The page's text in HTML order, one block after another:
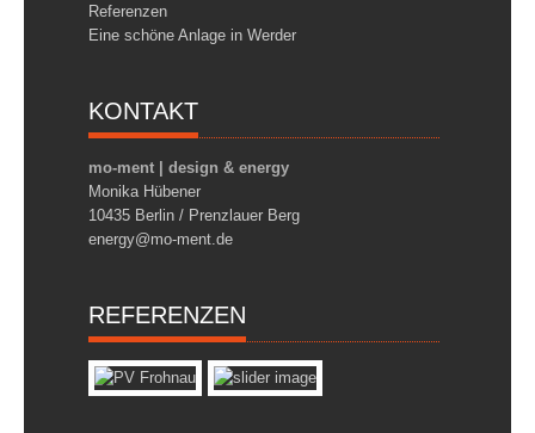
Referenzen
Eine schöne Anlage in Werder
KONTAKT
mo-ment | design & energy
Monika Hübener
10435 Berlin / Prenzlauer Berg
energy@mo-ment.de
REFERENZEN